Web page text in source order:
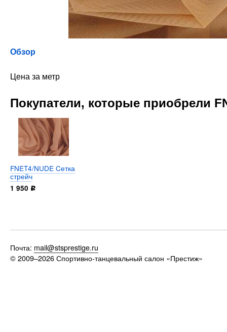
Обзор
Цена за метр
Покупатели, которые приобрели
FNET4/NUDE Cетка
стрейч
1 950 Р
Почта: mail@stsprestige.ru
© 2009–2026Спортивно-танцевальный салон «Престиж»